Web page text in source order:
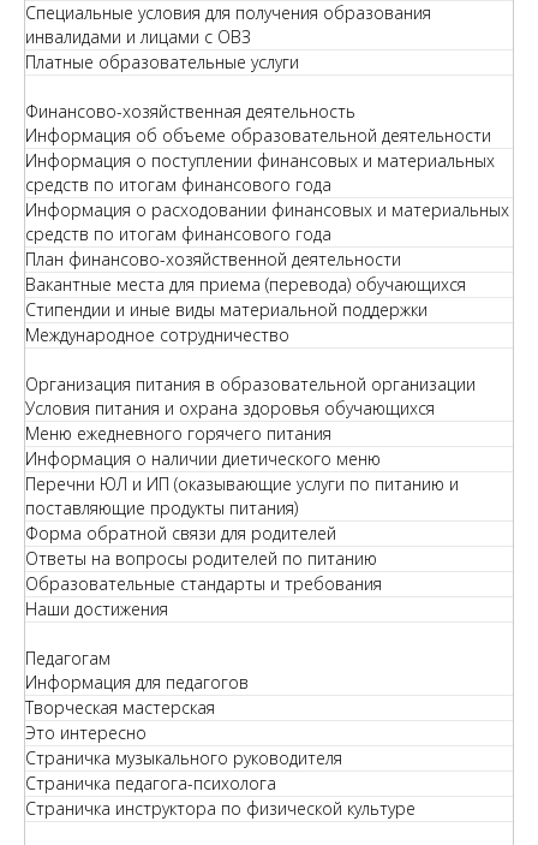
Специальные условия для получения образования
инвалидами и лицами с ОВЗ
Платные образовательные услуги
Финансово-хозяйственная деятельность
Информация об объеме образовательной деятельности
Информация о поступлении финансовых и материальных
средств по итогам финансового года
Информация о расходовании финансовых и материальных
средств по итогам финансового года
План финансово-хозяйственной деятельности
Вакантные места для приема (перевода) обучающихся
Стипендии и иные виды материальной поддержки
Международное сотрудничество
Организация питания в образовательной организации
Условия питания и охрана здоровья обучающихся
Меню ежедневного горячего питания
Информация о наличии диетического меню
Перечни ЮЛ и ИП (оказывающие услуги по питанию и
поставляющие продукты питания)
Форма обратной связи для родителей
Ответы на вопросы родителей по питанию
Образовательные стандарты и требования
Наши достижения
Педагогам
Информация для педагогов
Творческая мастерская
Это интересно
Страничка музыкального руководителя
Страничка педагога-психолога
Страничка инструктора по физической культуре